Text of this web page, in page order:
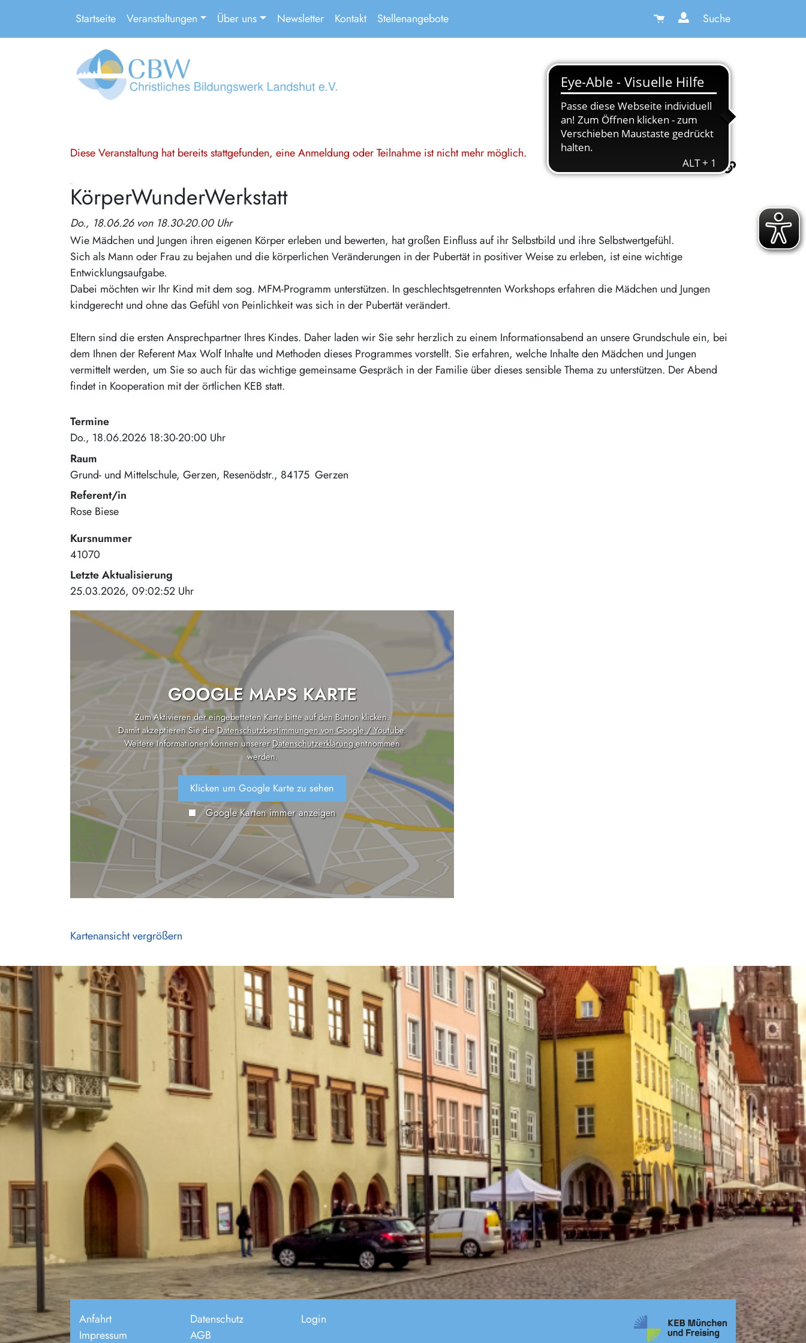
Startseite Veranstaltungen Über uns Newsletter Kontakt Stellenangebote Suche
Diese Veranstaltung hat bereits stattgefunden, eine Anmeldung oder Teilnahme ist nicht mehr möglich.
KörperWunderWerkstatt
Do., 18.06.26 von 18.30-20.00 Uhr
Wie Mädchen und Jungen ihren eigenen Körper erleben und bewerten, hat großen Einfluss auf ihr Selbstbild und ihre Selbstwertgefühl.
Sich als Mann oder Frau zu bejahen und die körperlichen Veränderungen in der Pubertät in positiver Weise zu erleben, ist eine wichtige
Entwicklungsaufgabe.
Dabei möchten wir Ihr Kind mit dem sog. MFM-Programm unterstützen. In geschlechtsgetrennten Workshops erfahren die Mädchen und Jungen
kindgerecht und ohne das Gefühl von Peinlichkeit was sich in der Pubertät verändert.
Eltern sind die ersten Ansprechpartner Ihres Kindes. Daher laden wir Sie sehr herzlich zu einem Informationsabend an unsere Grundschule ein, bei
dem Ihnen der Referent Max Wolf Inhalte und Methoden dieses Programmes vorstellt. Sie erfahren, welche Inhalte den Mädchen und Jungen
vermittelt werden, um Sie so auch für das wichtige gemeinsame Gespräch in der Familie über dieses sensible Thema zu unterstützen. Der Abend
findet in Kooperation mit der örtlichen KEB statt.
Termine
Do., 18.06.2026 18:30-20:00 Uhr
Raum
Grund- und Mittelschule, Gerzen Resenödstr. 84175 Gerzen
Referent/in
Rose Biese
Kursnummer
41070
Letzte Aktualisierung
25.03.2026, 09:02:52 Uhr
GOOGLE MAPS KARTE
Zum Aktivieren der eingebetteten Karte bitte auf den Button klicken.
Damit akzeptieren Sie dieDatenschutzbestimmungen von Google / Youtube.
Weitere Informationen können unsererDatenschutzerklärungentnommen
werden.
Klicken um Google Karte zu sehen
Google Karten immer anzeigen
Kartenansicht vergrößern
Anfahrt
Impressum
Datenschutz
AGB
Login